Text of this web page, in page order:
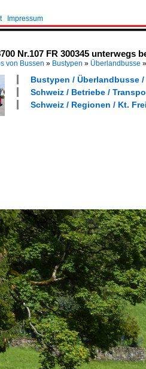
Impressum
Nr.107 FR 300345 unterwegs
von Bussen » Bustypen » Überlandbusse »
Bustypen / Überlandbusse /
Schweiz / Betriebe /
Schweiz / Regionen / Kt.